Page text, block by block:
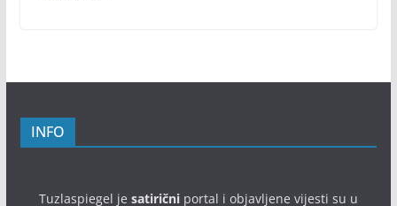
INFO
Tuzlaspiegel je satiričniportal i objavljene vijesti su u